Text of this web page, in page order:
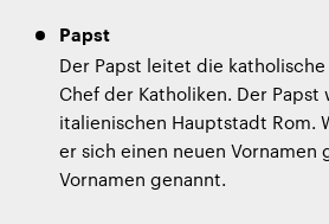
Papst
Der Papst leitet die
Chef der Katholiken. Der
italienischen Hauptstadt Rom.
er sich einen neuen
Vornamen genannt.